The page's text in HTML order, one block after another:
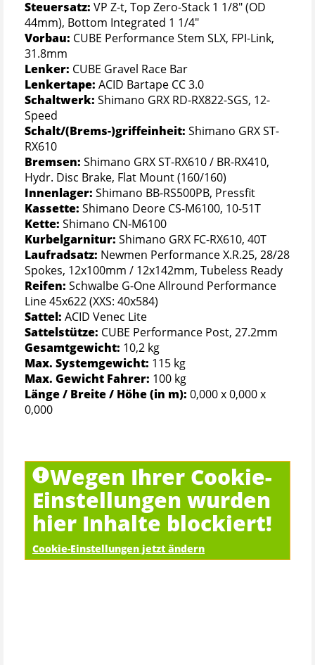
Steuersatz: VP Z-t, Top Zero-Stack 1 1/8" (OD
44mm), Bottom Integrated 1 1/4"
Vorbau: CUBE Performance Stem SLX, FPI-Link,
31.8mm
Lenker: CUBE Gravel Race Bar
Lenkertape: ACID Bartape CC 3.0
Schaltwerk: Shimano GRX RD-RX822-SGS, 12-
Speed
Schalt/(Brems-)griffeinheit: Shimano GRX ST-
RX610
Bremsen: Shimano GRX ST-RX610 / BR-RX410,
Hydr. Disc Brake, Flat Mount (160/160)
Innenlager: Shimano BB-RS500PB, Pressfit
Kassette: Shimano Deore CS-M6100, 10-51T
Kette: Shimano CN-M6100
Kurbelgarnitur: Shimano GRX FC-RX610, 40T
Laufradsatz: Newmen Performance X.R.25, 28/28
Spokes, 12x100mm / 12x142mm, Tubeless Ready
Reifen: Schwalbe G-One Allround Performance
Line 45x622 (XXS: 40x584)
Sattel: ACID Venec Lite
Sattelstütze: CUBE Performance Post, 27.2mm
Gesamtgewicht: 10,2 kg
Max. Systemgewicht: 115 kg
Max. Gewicht Fahrer: 100 kg
Länge / Breite / Höhe (in m): 0,000 x 0,000 x
0,000
Wegen Ihrer Cookie-
Einstellungen wurden
hier Inhalte blockiert!
Cookie-Einstellungen jetzt ändern